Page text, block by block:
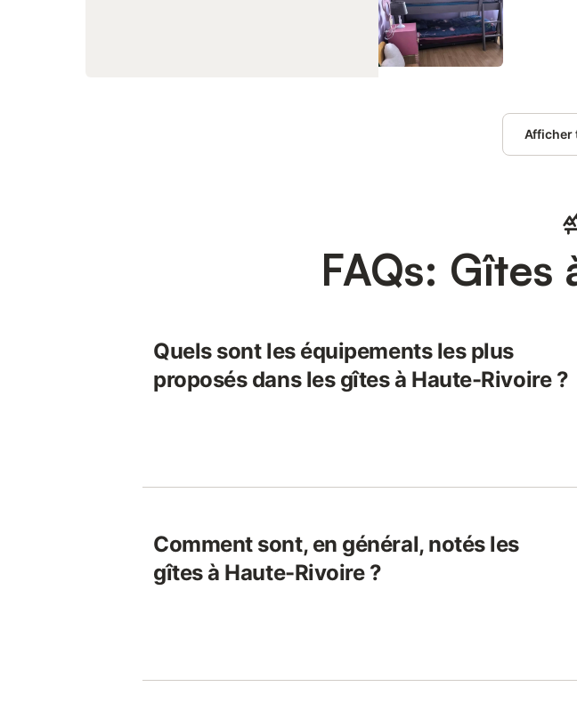
A l'extérieur,
parasol et
Entre juin et
comme de
raquettes
Afficher
FAQs: Gîtes
Quels sont les équipements les plus
proposés dans les gîtes à Haute-Rivoire ?
Comment sont, en général, notés les
gîtes à Haute-Rivoire ?